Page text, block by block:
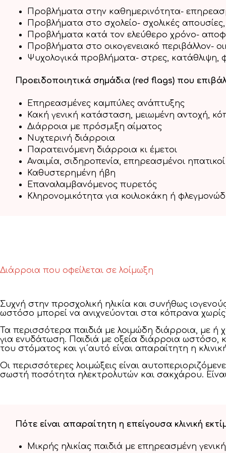
Προβλήματα στην καθημερινότητα-
Προβλήματα στο σχολείο- σχολικές
Προβλήματα κατά τον ελεύθερο χρόνο-
Προβλήματα στο οικογενειακό περιβάλλον-
Ψυχολογικά προβλήματα- στρες, κατάθλιψη,
Προειδοποιητικά σημάδια (red flags) που
Επηρεασμένες καμπύλες ανάπτυξης
Κακή γενική κατάσταση, μειωμένη αντοχή,
Διάρροια με πρόσμιξη αίματος
Νυχτερινή διάρροια
Παρατεινόμενη διάρροια κι έμετοι
Αναιμία, σιδηροπενία, επηρεασμένοι ηπατικοί
Καθυστερημένη ήβη
Επαναλαμβανόμενος πυρετός
Κληρονομικότητα για κοιλιοκάκη ή
Διάρροια που οφείλεται σε λοίμωξη
Συχνή στην προσχολική ηλικία και συνήθως
ωστόσο μπορεί να ανιχνεύονται στα κόπρανα
Τα περισσότερα παιδιά με λοιμώδη διάρροια, με ή
για ενυδάτωση. Παιδιά με οξεία διάρροια
του στόματος και γι΄αυτό είναι απαραίτητη η
Οι περισσότερες λοιμώξεις είναι
σωστή ποσότητα ηλεκτρολυτών και σακχάρου.
Πότε είναι απαραίτητη η επείγουσα κλινική
Μικρής ηλικίας παιδιά με επηρεασμένη